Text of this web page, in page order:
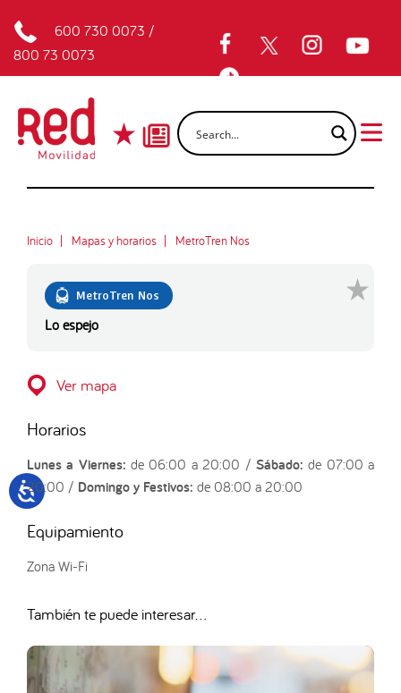
600 730 0073 /
800 73 0073
Inicio Mapas y horarios MetroTren Nos
MetroTren Nos
Lo espejo
Ver mapa
Horarios
Lunes a Viernes: de 06:00 a 20:00 / Sábado: de 07:00 a
20:00 / Domingo y Festivos: de 08:00 a 20:00
Equipamiento
Zona Wi-Fi
También te puede interesar...